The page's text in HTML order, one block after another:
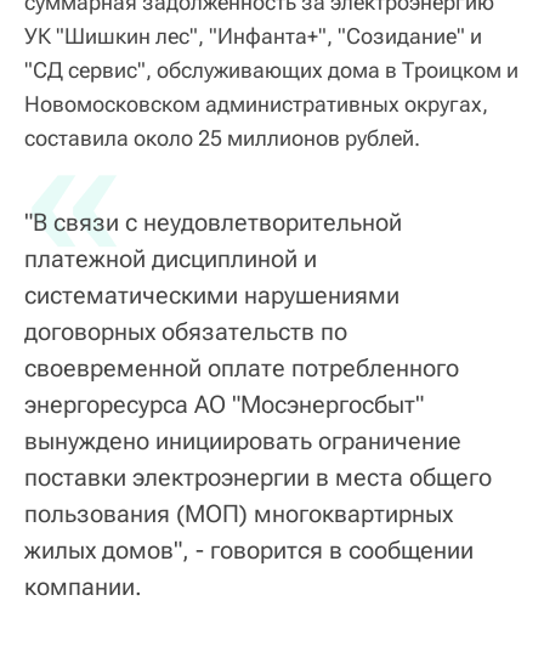
УК "Шишкин лес", "Инфанта+", "Созидание" и
"СД сервис", обслуживающих дома в Троицком и
Новомосковском административных округах,
составила около 25 миллионов рублей.
«
"В связи с неудовлетворительной
платежной дисциплиной и
систематическими нарушениями
договорных обязательств по
своевременной оплате потребленного
энергоресурса АО "Мосэнергосбыт"
вынуждено инициировать ограничение
поставки электроэнергии в места общего
пользования (МОП) многоквартирных
жилых домов", - говорится в сообщении
компании.